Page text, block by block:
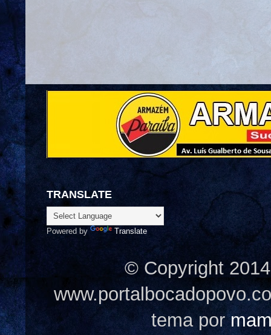
TRANSLATE
Powered by Translate
© Copyright
tema por